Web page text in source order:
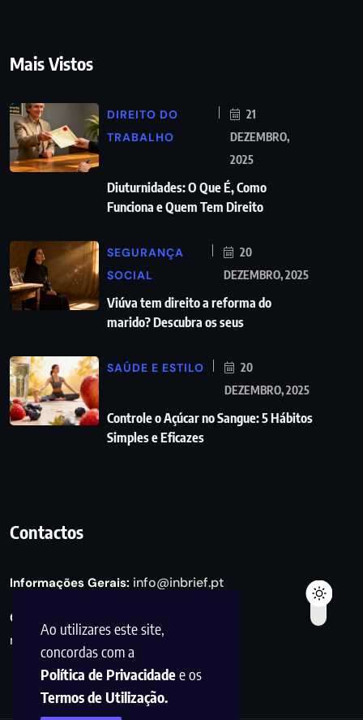
Ao utilizares este site,
concordas com a
Política de Privacidadee os
Termos de Utilização.
Mais Vistos
DIREITO DO
TRABALHO
21
DEZEMBRO,
2025
Diuturnidades: O Que É, Como
Funciona e Quem Tem Direito
SEGURANÇA
SOCIAL
20
DEZEMBRO, 2025
Viúva tem direito a reforma do
marido? Descubra os seus
SAÚDE E ESTILO
20
DEZEMBRO, 2025
Controle o Açúcar no Sangue: 5 Hábitos
Simples e Eficazes
Contactos
Informações Gerais: info@inbrief.pt
Consultas de Marketing e Parcerias:
marketing@inbrief.pt